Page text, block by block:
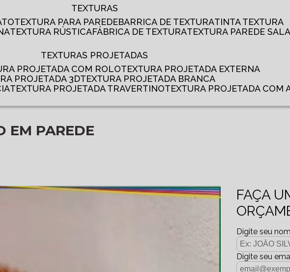
TEXTURAS
TEXTURA PARA PAREDE BARRICA DE TEXTURA
TINTA TEXTURA
TEXTURA RÚSTICA FÁBRICA DE TEXTURA
TEXTURA PAREDE SALA
TEXTURAS PROJETADAS
PROJETADA COM ROLO
TEXTURA PROJETADA EXTERNA
PROJETADA 3D
TEXTURA PROJETADA BRANCA
TEXTURA PROJETADA TRAVERTINO TEXTURA PROJETADA COM
EM PAREDE
FAÇA
Digite seu
Digite seu